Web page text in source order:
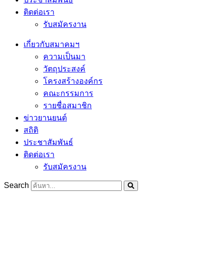
ติดต่อเรา
รับสมัครงาน
เกี่ยวกับสมาคมฯ
ความเป็นมา
วัตถุประสงค์
โครงสร้างองค์กร
คณะกรรมการ
รายชื่อสมาชิก
ข่าวยานยนต์
สถิติ
ประชาสัมพันธ์
ติดต่อเรา
รับสมัครงาน
Search